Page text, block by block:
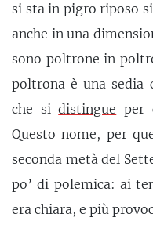
si sta in pigro riposo
anche in una
sono poltrone in
poltrona è una sedia
che sidistingue per
Questo nome, per
seconda metà del
po’ di polemica: ai
era chiara, e più